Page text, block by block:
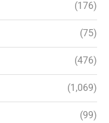
(176)
(75)
(476)
(1,069)
(99)